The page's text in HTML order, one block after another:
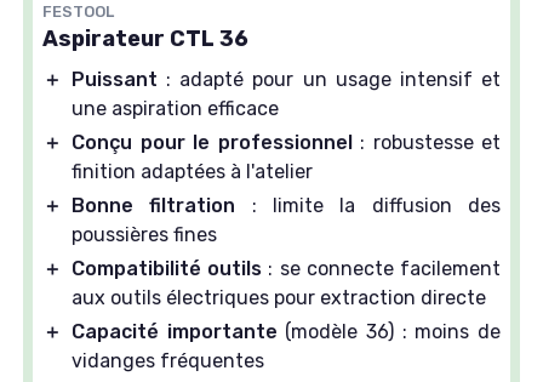
FESTOOL
Aspirateur CTL 36
＋ Puissant : adapté pour un usage intensif et
une aspiration efficace
＋
Conçu pour le professionnel: robustesse et
finition adaptées à l'atelier
＋
Bonne filtration : limite la diffusion des
poussières fines
＋
Compatibilité outils : se connecte facilement
aux outils électriques pour extraction directe
＋
Capacité importante (modèle 36) : moins de
vidanges fréquentes